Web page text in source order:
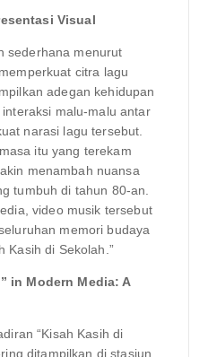
Visual
sederhana menurut
citra lagu
adegan kehidupan
malu-malu antar
narasi lagu tersebut.
itu yang terekam
menambah nuansa
tumbuh di tahun 80-an.
video musik tersebut
memori budaya
Kasih di Sekolah.”
in Modern Media: A
“Kisah Kasih di
ditampilkan di stasiun